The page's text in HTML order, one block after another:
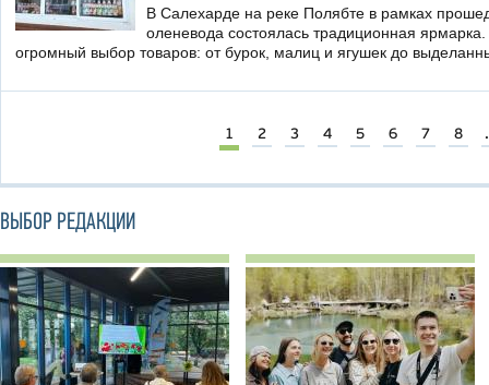
В Салехарде на реке Полябте в рамках
оленевода состоялась традиционная
огромный выбор товаров: от бурок, малиц и ягушек до
1 2 3 4 5 6 7 8
ВЫБОР РЕДАКЦИИ